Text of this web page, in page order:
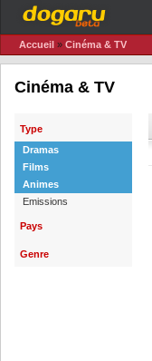
Accueil » Cinéma & TV
Cinéma & TV
Type
Dramas
Films
Animes
Emissions
Pays
Genre